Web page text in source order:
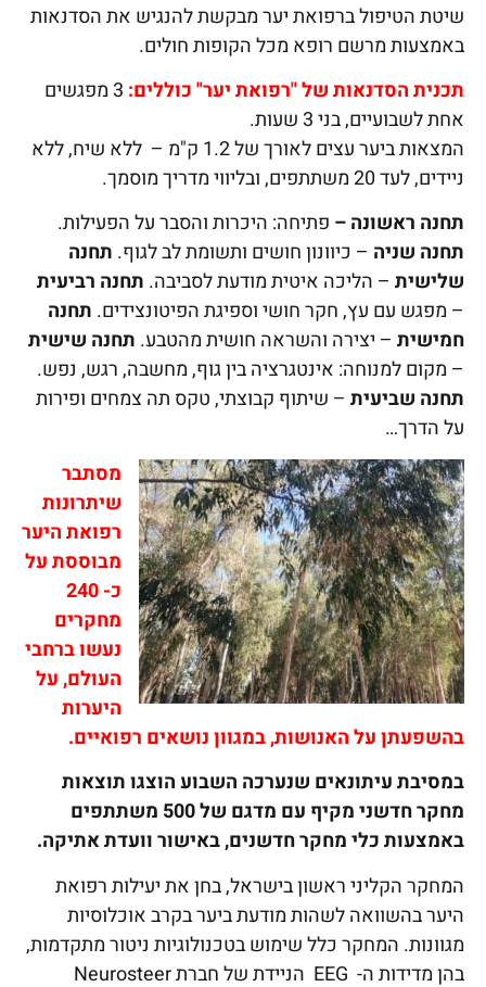
שיטת הטיפול ברפואת יער מבקשת להנגיש את הסדנאות
באמצעות מרשם רופא מכל הקופות חולים.
תכנית הסדנאות של "רפואת יער" כוללים:
3 מפגשים
אחת לשבועיים, בני 3 שעות.
המצאות ביער עצים לאורך של 1.2 ק"מ – ללא שיח, ללא
ניידים, לעד 20 משתתפים, ובליווי מדריך מוסמך.
תחנה ראשונה – פתיחה: היכרות והסבר על הפעילות.
תחנה שניה – כיוונון חושים ותשומת לב לגוף. תחנה
שלישית – הליכה איטית מודעת לסביבה. תחנה רביעית
– מפגש עם עץ, חקר חושי וספיגת הפיטונצידים. תחנה
חמישית – יצירה והשראה חושית מהטבע. תחנה שישית
– מקום למנוחה: אינטגרציה בין גוף, מחשבה, רגש, נפש.
תחנה שביעית – שיתוף קבוצתי, טקס תה צמחים ופירות
על הדרך…
מסתבר
שיתרונות
רפואת היער
מבוססת על
כ- 240
מחקרים
נעשו ברחבי
העולם, על
היערות
בהשפעתן על האנושות, במגוון נושאים רפואיים.
במסיבת עיתונאים שנערכה השבוע הוצגו תוצאות
מחקר חדשני מקיף עם מדגם של 500 משתתפים
באמצעות כלי מחקר חדשנים, באישור וועדת אתיקה.
המחקר הקליני ראשון בישראל, בחן את יעילות רפואת
היער בהשוואה לשהות מודעת ביער בקרב אוכלוסיות
מגוונות. המחקר כלל שימוש בטכנולוגיות ניטור מתקדמות,